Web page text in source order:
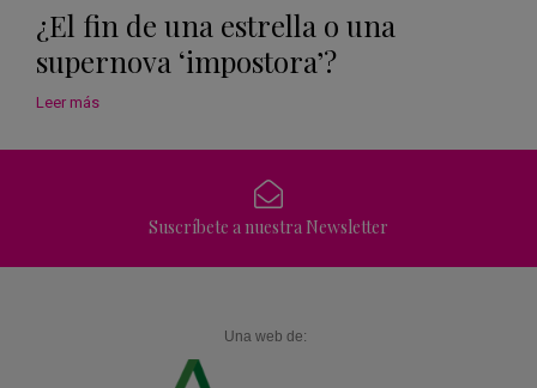
¿El fin de una estrella o una
supernova ‘impostora’?
Leer más
Suscríbete a nuestra Newsletter
Una web de: